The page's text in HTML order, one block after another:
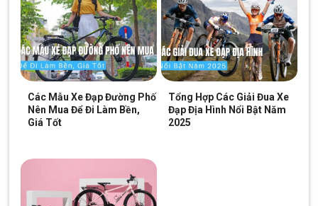
Địa Chỉ Các Cửa Hàng Xe Đạp Giá Kho:
CH 1:494 Nguyễn Oanh, P.An Nhơn, HCM (Gò Vấp cũ)
CH 2:322/36 An Dương Vương, P.Chợ Quán, HCM (Quận
5 cũ)
CH 3: 330 Hùng Vương, Xã Ngãi Giao, HCM (Châu Đức,
CH 4:216A Đ. Độc Lập, P.Phú Thọ Hòa, HCM(Q.Tân Phú
CH 5: 24 Nguyễn Thị Nhung, KĐT Vạn Phúc, P.Hiệp Bình,
Các Mẫu Xe Đạp Đường Phố
Nên Mua Để Đi Làm Bền,
Giá Tốt
Tổng Hợp Các Giải Đua Xe
Đạp Địa Hình Nổi Bật Năm
2025